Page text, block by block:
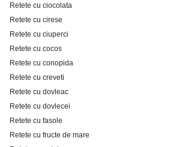
Retete cu ciocolata
Retete cu cirese
Retete cu ciuperci
Retete cu cocos
Retete cu conopida
Retete cu creveti
Retete cu dovleac
Retete cu dovlecei
Retete cu fasole
Retete cu fructe de mare